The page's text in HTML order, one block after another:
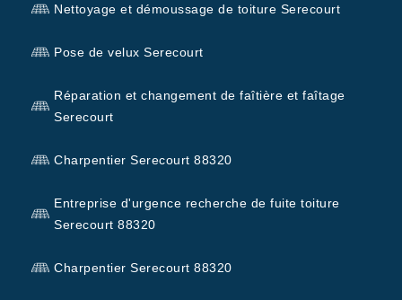
Nettoyage et démoussage de toiture Serecourt
Pose de velux Serecourt
Réparation et changement de faîtière et faîtage
Serecourt
Charpentier Serecourt 88320
Entreprise d'urgence recherche de fuite toiture
Serecourt 88320
Charpentier Serecourt 88320